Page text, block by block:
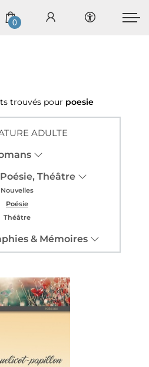
0
trouvés pour poesie
ADULTE
Théâtre
Nouvelles
Poésie
Théâtre
& Mémoires